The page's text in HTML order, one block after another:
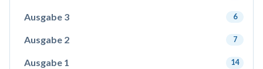
Ausgabe 3 6
Ausgabe 2 7
Ausgabe 1 14